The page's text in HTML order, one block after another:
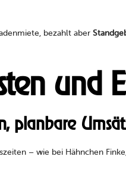
bezahlt aber
und
planbare
– wie bei Hähnchen